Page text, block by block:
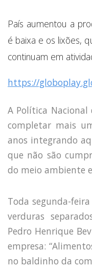
Nível
Pigou e
Críticas
Parceiros
Vídeos
País aumentou a
é baixa e os lixões,
continuam em
https://
A Política Nacional
completar mais
anos integrando
que não são
do meio ambiente
Toda segunda-
verduras
Pedro Henrique
empresa:
no baldinho da